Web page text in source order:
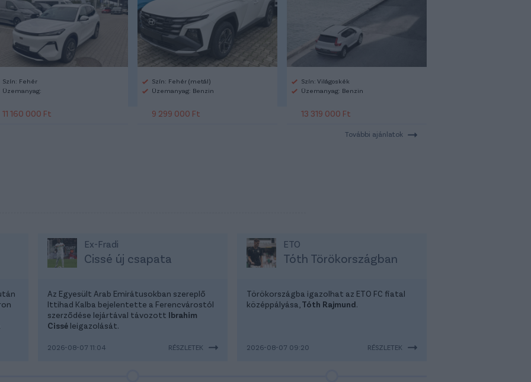
Szín: Fehér
Üzemanyag:
11 160 000 Ft
Szín: Fehér (metál)
Üzemanyag: Benzin
9 299 000 Ft
Szín: Világoskék
Üzemanyag: Benzin
13 319 000 Ft
További ajánlatok
Ex-Fradi
Cissé új csapata
Az Egyesült Arab Emirátusokban szereplő
Ittihad Kalba bejelentette a Ferencvárostól
szerződése lejártával távozott Ibrahim
Cissé leigazolását.
2026-08-07 11:04 RÉSZLETEK
ETO
Tóth Törökországban
Törökországba igazolhat az ETO FC fiatal
középpályása, Tóth Rajmund.
2026-08-07 09:20 RÉSZLETEK